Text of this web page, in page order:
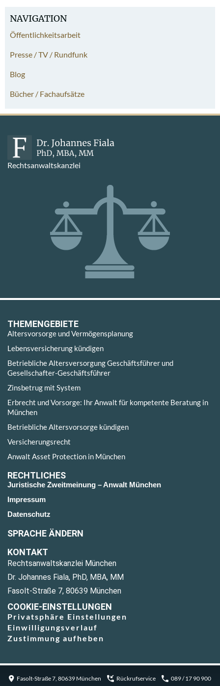
NAVIGATION
Öffentlichkeitsarbeit
Presse / TV / Rundfunk
Blog
Bücher / Fachaufsätze
Rechtsanwaltskanzlei
THEMENGEBIETE
Altersvorsorge und Vermögensplanung
Lebensversicherung kündigen
Betriebliche Altersversorgung Geschäftsführer und
Gesellschafter-Geschäftsführer
Zinsbetrug mit System
Erbrecht und Vorsorge: Ihr Anwalt für kompetente Beratung in
München
Betriebliche Altersvorsorge kündigen
Versicherungsrecht
Anwalt Asset Protection in München
RECHTLICHES
Juristische Zweitmeinung – Anwalt München
Impressum
Datenschutz
SPRACHE ÄNDERN
KONTAKT
Rechtsanwaltskanzlei München
Dr. Johannes Fiala, PhD, MBA, MM
Fasolt-Straße 7, 80639 München
COOKIE-EINSTELLUNGEN
Privatsphäre Einstellungen
Einwilligungsverlauf
Zustimmung aufheben
Fasolt-Straße 7, 80639 München Rückrufservice 089 / 17 90 900